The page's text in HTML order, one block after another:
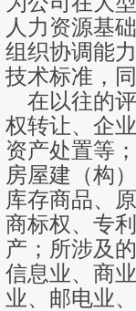
人力资源基
组织协调能
技术标准，
在以往的
权转让、企
资产处置等
房屋建（构
库存商品、
商标权、专
产；所涉及
信息业、商
业、邮电业